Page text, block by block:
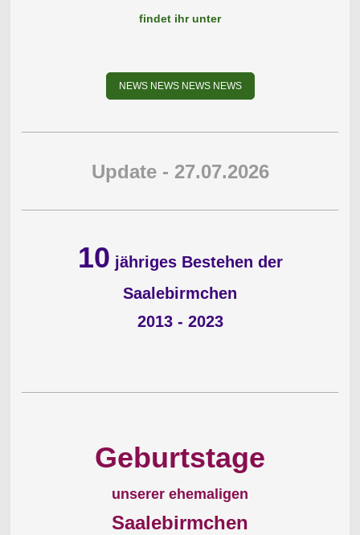
findet ihr unter
NEWS NEWS NEWS NEWS
Update - 27.07.2026
10 jähriges Bestehen der
Saalebirmchen
2013 - 2023
Geburtstage
unserer ehemaligen
Saalebirmchen